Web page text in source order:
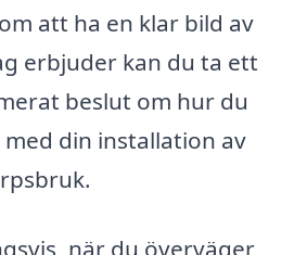
att ha en klar bild av
erbjuder kan du ta ett
beslut om hur du
din installation av
när du överväger